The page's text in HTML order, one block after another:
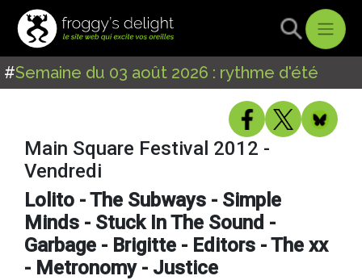
#Semaine du 03 août 2026 : rythme d'été
Main Square Festival 2012 -
Vendredi
Lolito - The Subways - Simple
Minds - Stuck In The Sound -
Garbage - Brigitte - Editors - The xx
- Metronomy - Justice